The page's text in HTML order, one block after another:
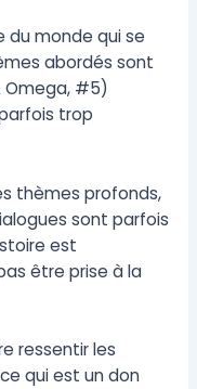
du monde qui se
abordés sont
Omega, #5)
trop
thèmes profonds,
sont parfois
est
être prise à la
ressentir les
qui est un don